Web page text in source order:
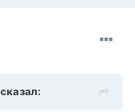
сказал: